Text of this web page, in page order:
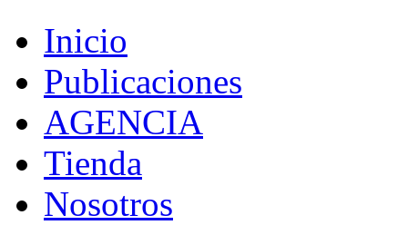
Inicio
Publicaciones
AGENCIA
Tienda
Nosotros